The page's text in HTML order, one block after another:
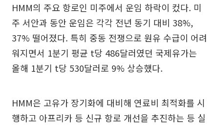
HMM의 주요 항로인 미주에서 운임 하락이 컸다. 미
주 서안과 동안 운임은 각각 전년 동기 대비 38%,
37% 떨어졌다. 특히 중동 전쟁으로 원유 수급이 어려
워지면서 1분기 평균 t당 486달러였던 국제유가는
올해 1분기 t당 530달러로 9% 상승했다.
HMM은 고유가 장기화에 대비해 연료비 최적화를 시
행하고 아프리카 등 신규 항로 개선을 추진하는 등 실